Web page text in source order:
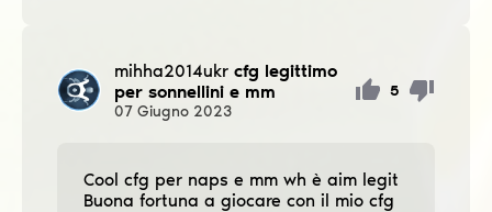
mihha2014ukr cfg legittimo
per sonnellini e mm
07 Giugno 2023
5
Cool cfg per naps e mm wh è aim legit
Buona fortuna a giocare con il mio cfg